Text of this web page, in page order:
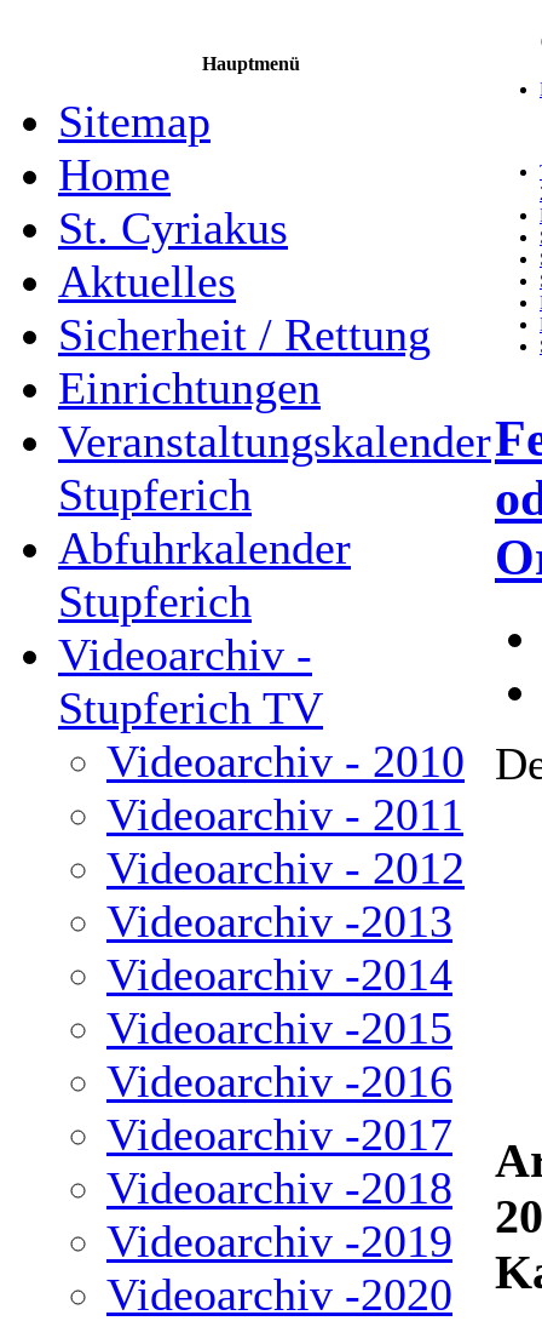
Hauptmenü
Sitemap
Home
St. Cyriakus
Aktuelles
Sicherheit / Rettung
Einrichtungen
Veranstaltungskalender
Stupferich
Abfuhrkalender
Stupferich
Videoarchiv -
Stupferich TV
Videoarchiv - 2010
Videoarchiv - 2011
Videoarchiv - 2012
Videoarchiv -2013
Videoarchiv -2014
Videoarchiv -2015
Videoarchiv -2016
Videoarchiv -2017
Videoarchiv -2018
Videoarchiv -2019
Videoarchiv -2020